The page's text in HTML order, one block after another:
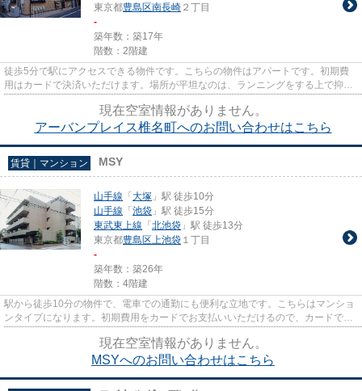
東京都豊島区南長崎 ２丁目
-
築年数：築17年
階数：2階建
徒歩5分で駅にアクセスできる物件です。こちらの物件はアパートです。初期費
用はカードで決済いただけます。場所が平坦なのは、ランニングをする上で抑え
現在空室情報がありません。
アーバンプレイス椎名町へのお問い合わせはこちら
賃貸｜マンション MSY
山手線 「 大塚 」駅 徒歩10分
山手線 「 池袋 」駅 徒歩15分
東武東上線 「 北池袋 」駅 徒歩13分
東京都豊島区上池袋 １丁目
-
築年数：築26年
階数：4階建
駅から徒歩10分の物件で、電車での通勤にも便利な立地です。こちらはマンショ
ンタイプになります。初期費用をカードでお支払いいただけるので、カードで決
現在空室情報がありません。
MSYへのお問い合わせはこちら